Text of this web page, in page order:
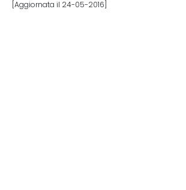
[Aggiornata il 24-05-2016]